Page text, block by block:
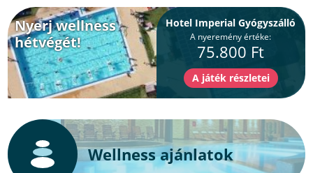
Nyerj wellness
hétvégét!
Hotel Imperial Gyógyszálló
A nyeremény értéke:
75.800 Ft
Wellness ajánlatok